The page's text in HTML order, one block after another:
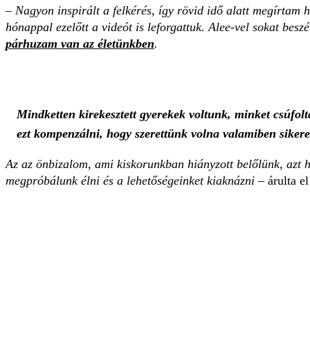
– Nagyon inspirált a felkérés, így rövid idő alatt megírtam
hónappal ezelőtt a videót is leforgattuk. Alee-vel sokat
párhuzam van az életünkben.
Mindketten kirekesztett gyerekek voltunk, minket
ezt kompenzálni, hogy szerettünk volna valamiben
Az az önbizalom, ami kiskorunkban hiányzott belőlünk, azt
megpróbálunk élni és a lehetőségeinket kiaknázni – árulta